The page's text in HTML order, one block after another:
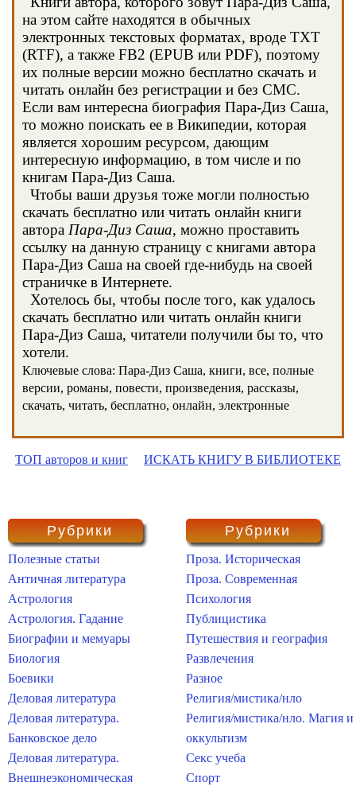
на этом сайте находятся в обычных
электронных текстовых форматах, вроде TXT
(RTF), а также FB2 (EPUB или PDF), поэтому
их полные версии можно бесплатно скачать и
читать онлайн без регистрации и без СМС.
Если вам интересна биография Пара-Диз Саша,
то можно поискать ее в Википедии, которая
является хорошим ресурсом, дающим
интересную информацию, в том числе и по
книгам Пара-Диз Саша.
Чтобы ваши друзья тоже могли полностью
скачать бесплатно или читать онлайн книги
автора Пара-Диз Саша, можно проставить
ссылку на данную страницу с книгами автора
Пара-Диз Саша на своей где-нибудь на своей
страничке в Интернете.
Хотелось бы, чтобы после того, как удалось
скачать бесплатно или читать онлайн книги
Пара-Диз Саша, читатели получили бы то, что
хотели.
Ключевые слова: Пара-Диз Саша, книги, все, полные
версии, романы, повести, произведения, рассказы,
скачать, читать, бесплатно, онлайн, электронные
ТОП авторов и книг ИСКАТЬ КНИГУ В БИБЛИОТЕКЕ
Рубрики
Полезные статьи
Античная литература
Астрология
Астрология. Гадание
Биографии и мемуары
Биология
Боевики
Деловая литература
Деловая литература.
Банковское дело
Деловая литература.
Внешнеэкономическая
Рубрики
Проза. Историческая
Проза. Современная
Психология
Публицистика
Путешествия и география
Развлечения
Разное
Религия/мистика/нло
Религия/мистика/нло. Магия и
оккультизм
Секс учеба
Спорт